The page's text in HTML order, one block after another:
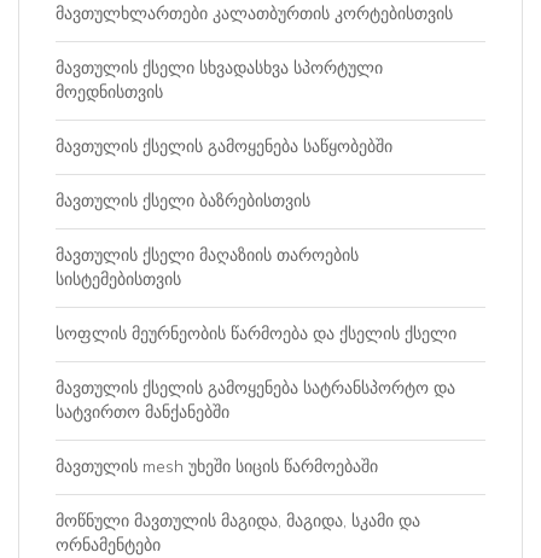
მავთულხლართები კალათბურთის კორტებისთვის
მავთულის ქსელი სხვადასხვა სპორტული
მოედნისთვის
მავთულის ქსელის გამოყენება საწყობებში
მავთულის ქსელი ბაზრებისთვის
მავთულის ქსელი მაღაზიის თაროების
სისტემებისთვის
სოფლის მეურნეობის წარმოება და ქსელის ქსელი
მავთულის ქსელის გამოყენება სატრანსპორტო და
სატვირთო მანქანებში
მავთულის mesh უხეში სიცის წარმოებაში
მოწნული მავთულის მაგიდა, მაგიდა, სკამი და
ორნამენტები